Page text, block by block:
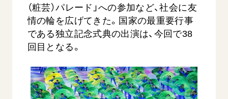
（粧芸）パレード」への参加など、社会に友
情の輪を広げてきた。国家の最重要行事
である独立記念式典の出演は、今回で38
回目となる。